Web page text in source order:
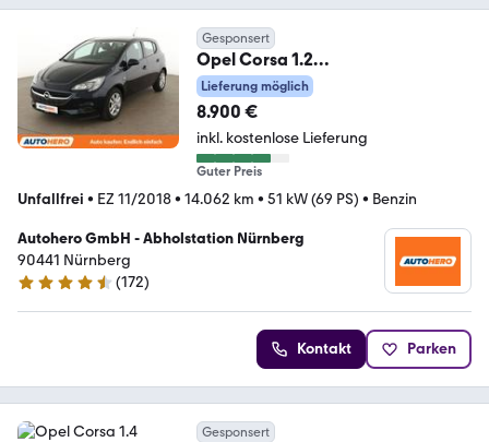
Gesponsert
Opel Corsa 1.2
Selection*PDC*KLIMA*GARANTIE
*
Lieferung möglich
8.900 €
inkl. kostenlose Lieferung
Guter Preis
Unfallfrei • EZ 11/2018• 14.062 km • 51 kW (69 PS) • Benzin
Autohero GmbH - Abholstation Nürnberg
90441 Nürnberg
4.5 Sterne
(172)
Kontakt Parken
Gesponsert